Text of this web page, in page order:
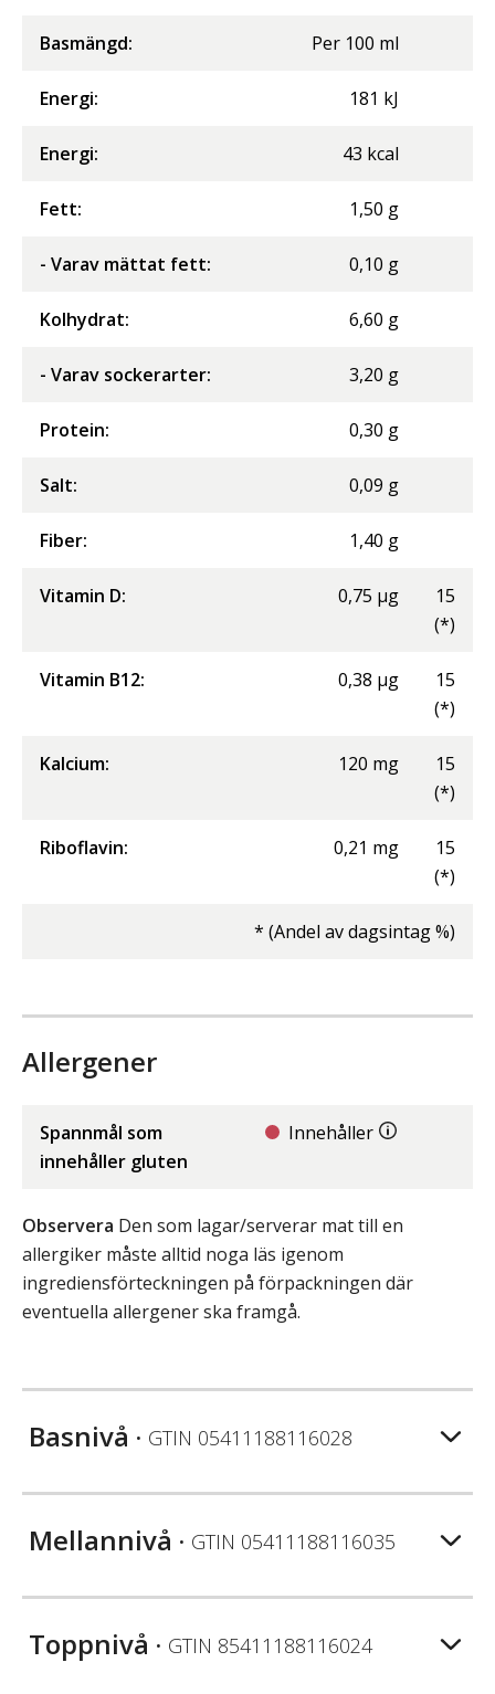
Basmängd: Per 100 ml
Energi: 181 kJ
Energi: 43 kcal
Fett: 1,50 g
- Varav mättat fett: 0,10 g
Kolhydrat: 6,60 g
- Varav sockerarter: 3,20 g
Protein: 0,30 g
Salt: 0,09 g
Fiber: 1,40 g
Vitamin D: 0,75 µg
15
(*)
Vitamin B12: 0,38 µg
15
(*)
Kalcium: 120 mg
15
(*)
Riboflavin: 0,21 mg
15
(*)
* (Andel av dagsintag %)
Allergener
Spannmål som
innehåller gluten
Innehåller
Observera Den som lagar/serverar mat till en
allergiker måste alltid noga läs igenom
ingrediensförteckningen på förpackningen där
eventuella allergener ska framgå.
Basnivå • GTIN 05411188116028
Mellannivå • GTIN 05411188116035
Toppnivå • GTIN 85411188116024